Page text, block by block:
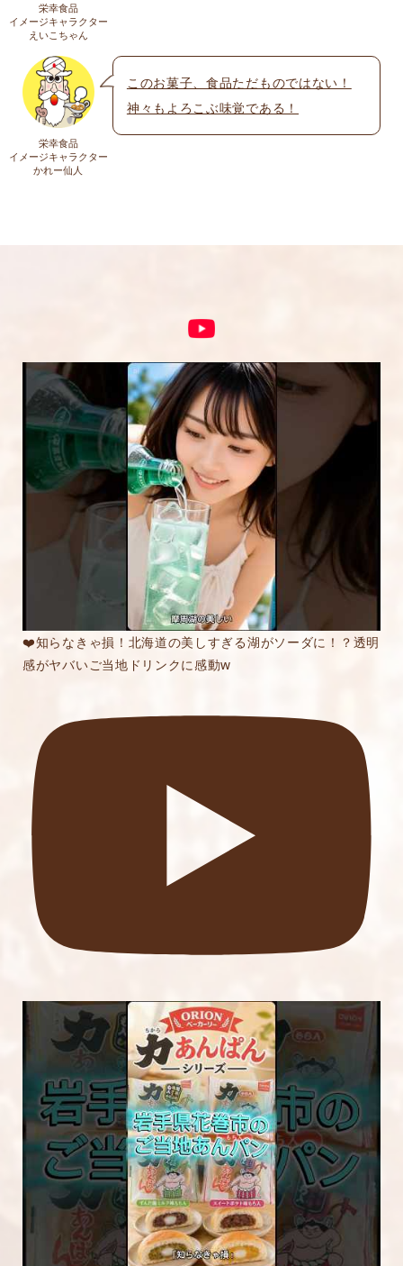
送料
送料についての詳細はこちら
メール※
上に表示された文字を入力してください。
5段階評価をつけてください
★
★★
★★★
★★★★
★★★★★
内容をご確認の上、「レビューを送信する」ボ
タンから送信ください。
栄幸食品
イメージキャラクター
えいこちゃん
栄幸食品
イメージキャラクター
かれー仙人
このお菓子、食品ただものではない！
神々もよろこぶ味覚である！
❤️知らなきゃ損！北海道の美しすぎる湖がソーダに！？透明
感がヤバいご当地ドリンクに感動w